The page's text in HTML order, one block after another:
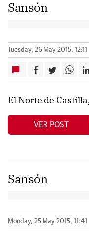
Sansón
Tuesday, 26 May 2015, 12:11
El Norte de
VER POST
Sansón
Monday, 25 May 2015, 11:41